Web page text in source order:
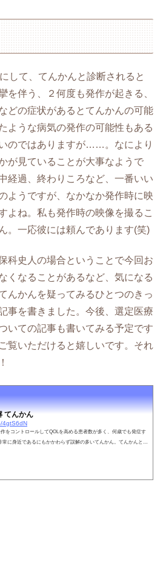
して、てんかんと診断されると
を伴う、２何度も発作が起きる、
どの症状があるとてんかんの可能
ような病気の発作の可能性もある
のではありますが……。なにより
が見ていることが大事なようで
経過、終わりころなど、一番いい
ようですが、なかなか発作時に映
よね。私も発作時の映像を撮るこ
。一応彼には頼んであります(笑)
科史人の場合ということで今回お
くなることがあるなど、気になる
んかんを疑ってみるひとつのきっ
事を書きました。今後、選定医療
いての記事も書いてみる予定です
覧いただけると嬉しいです。それ
てんかん
4gtS6dN
をコントロールしてQOLを高める患者数が多く、何歳でも発症す
常に身近であるにもかかわらず誤解の多いてんかん。てんかんとい